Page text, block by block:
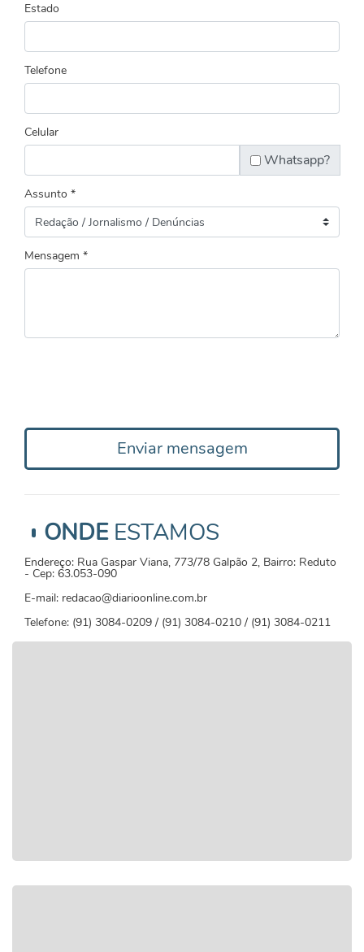
Estado
Telefone
Celular
Whatsapp?
Assunto *
Mensagem *
Enviar mensagem
ONDE ESTAMOS
Endereço: Rua Gaspar Viana, 773/78 Galpão 2, Bairro: Reduto
- Cep: 63.053-090
E-mail: redacao@diarioonline.com.br
Telefone: (91) 3084-0209 / (91) 3084-0210 / (91) 3084-0211